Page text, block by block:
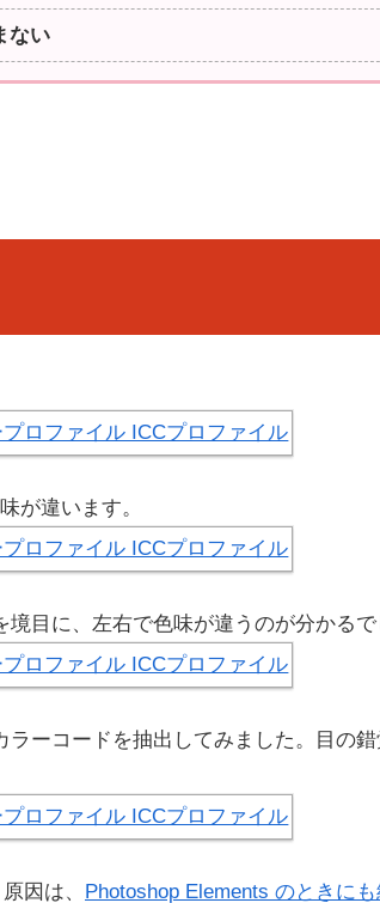
ない
が違います。
目に、左右で色味が違うのが分かるで
ーコードを抽出してみました。目の錯
因は、 Photoshop Elements のときに